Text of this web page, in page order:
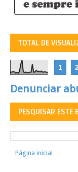
TOTAL DE
1
Denunciar
PESQUISAR ESTE
Página inicial